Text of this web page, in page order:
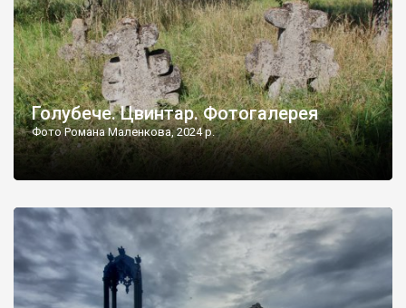
Голубече. Цвинтар. Фотогалерея
Фото Романа Маленкова, 2024 р.